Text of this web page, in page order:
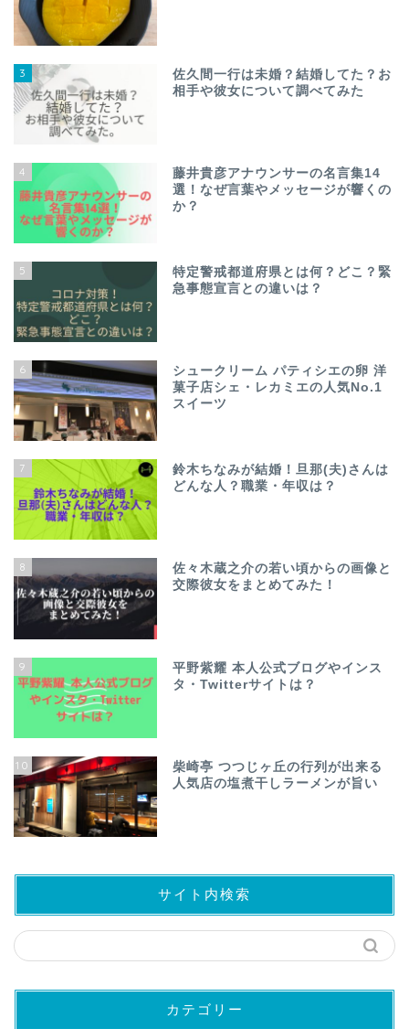
3
佐久間一行は未婚？結婚してた？お
相手や彼女について調べてみた
4
藤井貴彦アナウンサーの名言集14
選！なぜ言葉やメッセージが響くの
か？
5
特定警戒都道府県とは何？どこ？緊
急事態宣言との違いは？
6
シュークリーム パティシエの卵 洋
菓子店シェ・レカミエの人気No.1
スイーツ
7
鈴木ちなみが結婚！旦那(夫)さんは
どんな人？職業・年収は？
8
佐々木蔵之介の若い頃からの画像と
交際彼女をまとめてみた！
9
平野紫耀 本人公式ブログやインス
タ・Twitterサイトは？
10
柴崎亭 つつじヶ丘の行列が出来る
人気店の塩煮干しラーメンが旨い
サイト内検索
カテゴリー